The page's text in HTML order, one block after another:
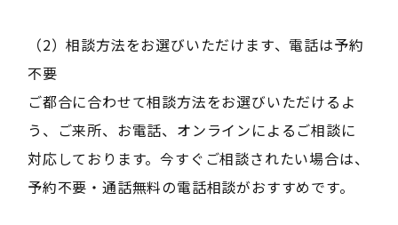
（2）相談方法をお選びいただけます、電話は予約
不要
ご都合に合わせて相談方法をお選びいただけるよ
う、ご来所、お電話、オンラインによるご相談に
対応しております。今すぐご相談されたい場合は、
予約不要・通話無料の電話相談がおすすめです。